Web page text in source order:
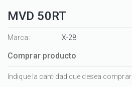
MVD 50RT
Marca: X-28
Comprar producto
Indique la cantidad que desea comprar